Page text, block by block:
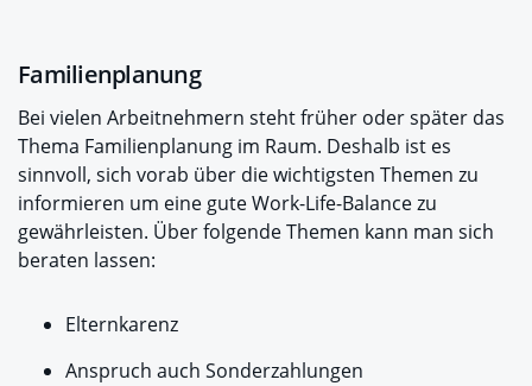
Familienplanung
Bei vielen Arbeitnehmern steht früher oder später das
Thema Familienplanung im Raum. Deshalb ist es
sinnvoll, sich vorab über die wichtigsten Themen zu
informieren um eine gute Work-Life-Balance zu
gewährleisten. Über folgende Themen kann man sich
beraten lassen:
Elternkarenz
Anspruch auch Sonderzahlungen